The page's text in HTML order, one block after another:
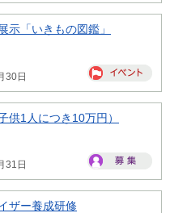
示「いきもの図鑑」
30日
供1人につき10万円）
31日
ザー養成研修